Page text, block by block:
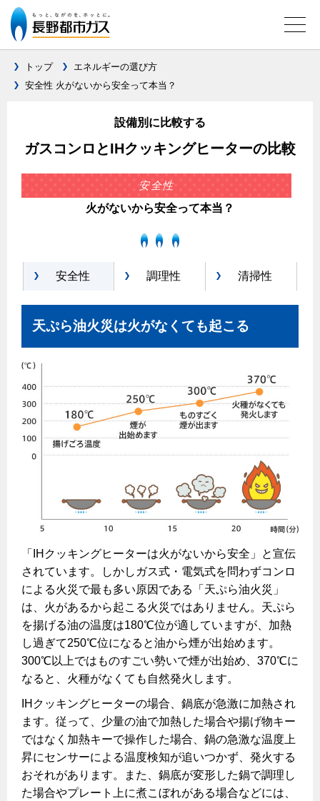
料金表
家庭用選択約款
ご請求とお支払いについて
クレジットカードによるお支払い
払込書による窓口でのお支払い
払込書によるスマホアプリでのお支払い
原料費調整制度について
こんなときは
ガスくさいとき・警報器が鳴ったとき
ガスメーターの復帰方法
ガス器具が故障したとき
地震のとき
ガス給湯器・風呂釜の凍結予防方法
故障診断
ガス工事について
ガス工事に関する約款・委託要件・内管工事見積単価表
新しく都市ガスをご利用したい方へ
道路・敷地内で工事をされる皆さまへ
ガスを安全にお使いいただくために
安全対策
設備別に比較する
ガスコンロとIHクッキングヒーターの比較
ガス給湯器とエコキュートの比較
経済性
ライフスタイルの変化に対応するエコジョーズ
ガス・電気併用住宅とオール電化住宅の比較
経済性、環境性、創エネ
ライフステージ別に比較する
20代
30代
40代～50代
60代
プロパンガスから都市ガスへの切り替え
都市ガス切り替えのメリット
導入事例
都市ガス切り替え事例
トップ
エネルギーの選び方
安全性 火がないから安全って本当？
設備別に比較する
ガスコンロとIHクッキングヒーターの比較
安全性
火がないから安全って本当？
安全性 調理性 清掃性
天ぷら油火災は火がなくても起こる
「IHクッキングヒーターは火がないから安全」と宣伝
されています。しかしガス式・電気式を問わずコンロ
による火災で最も多い原因である「天ぷら油火災」
は、火があるから起こる火災ではありません。天ぷら
を揚げる油の温度は180℃位が適していますが、加熱
し過ぎて250℃位になると油から煙が出始めます。
300℃以上ではものすごい勢いで煙が出始め、370℃に
なると、火種がなくても自然発火します。
IHクッキングヒーターの場合、鍋底が急激に加熱され
ます。従って、少量の油で加熱した場合や揚げ物キー
ではなく加熱キーで操作した場合、鍋の急激な温度上
昇にセンサーによる温度検知が追いつかず、発火する
おそれがあります。また、鍋底が変形した鍋で調理し
た場合やプレート上に煮こぼれがある場合などには、